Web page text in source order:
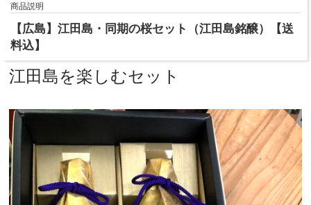
商品説明
【広島】江田島・同期の桜セット（江田島銘醸）【送
料込】
江田島を楽しむセット